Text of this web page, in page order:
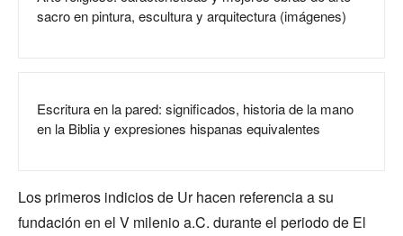
sacro en pintura, escultura y arquitectura (imágenes)
Escritura en la pared: significados, historia de la mano
en la Biblia y expresiones hispanas equivalentes
Los primeros indicios de Ur hacen referencia a su
fundación en el V milenio a.C. durante el periodo de El